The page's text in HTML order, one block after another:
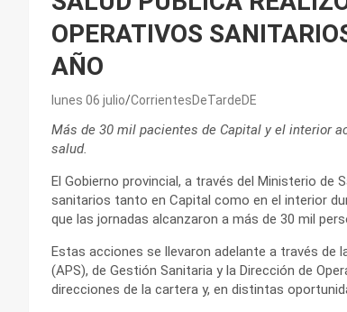
OPERATIVOS
AÑO
lunes 06 julio CorrientesDeTardeDE
Más de 30 mil pacientes de Capital y el interior
salud.
El Gobierno provincial, a través del Ministerio de
sanitarios tanto en Capital como en el interior
que las jornadas alcanzaron a más de 30 mil
Estas acciones se llevaron adelante a través de
(APS), de Gestión Sanitaria y la Dirección de
direcciones de la cartera y, en distintas